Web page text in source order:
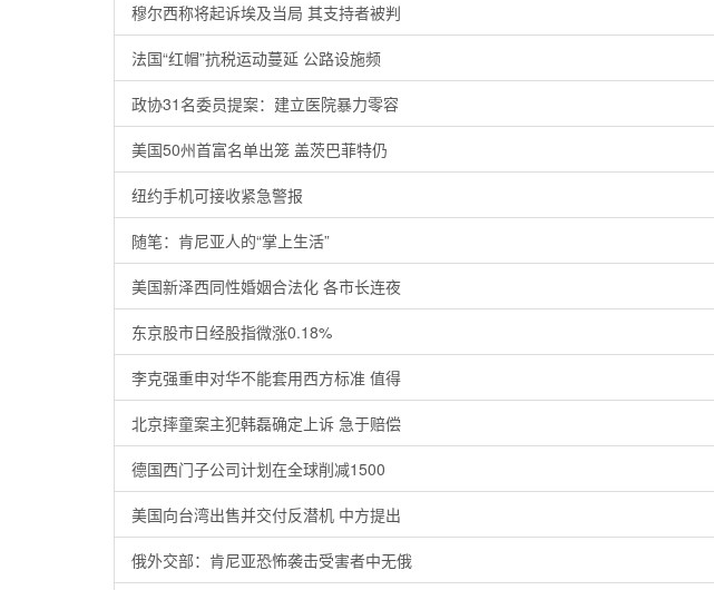
穆尔西称将起诉埃及当局 其支持者被判
法国“红帽”抗税运动蔓延 公路设施频
政协31名委员提案：建立医院暴力零容
美国50州首富名单出笼 盖茨巴菲特仍
纽约手机可接收紧急警报
随笔：肯尼亚人的“掌上生活”
美国新泽西同性婚姻合法化 各市长连夜
东京股市日经股指微涨0.18%
李克强重申对华不能套用西方标准 值得
北京摔童案主犯韩磊确定上诉 急于赔偿
德国西门子公司计划在全球削减1500
美国向台湾出售并交付反潜机 中方提出
俄外交部：肯尼亚恐怖袭击受害者中无俄